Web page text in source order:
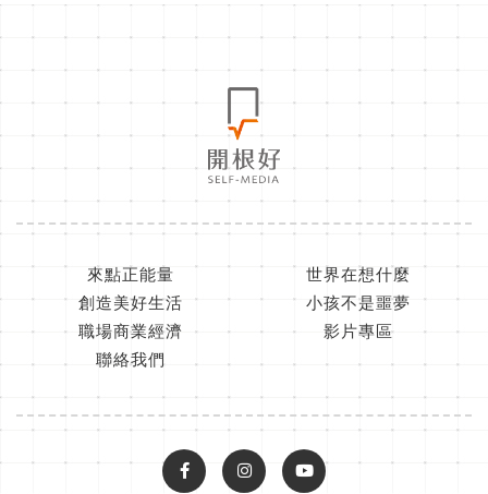
來點正能量
世界在想什麼
創造美好生活
小孩不是噩夢
職場商業經濟
影片專區
聯絡我們